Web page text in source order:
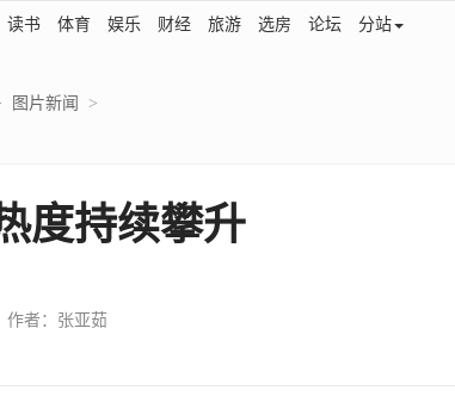
读书 体育 娱乐 财经 旅游 选房 论坛 分站
图片新闻 >
度持续攀升
者：张亚茹